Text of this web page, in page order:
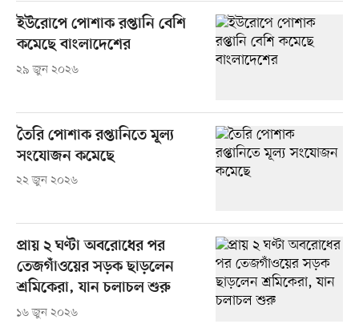
ইউরোপে পোশাক রপ্তানি বেশি
কমেছে বাংলাদেশের
২৯ জুন ২০২৬
তৈরি পোশাক রপ্তানিতে মূল্য
সংযোজন কমেছে
২২ জুন ২০২৬
প্রায় ২ ঘণ্টা অবরোধের পর
তেজগাঁওয়ের সড়ক ছাড়লেন
শ্রমিকেরা, যান চলাচল শুরু
১৬ জুন ২০২৬